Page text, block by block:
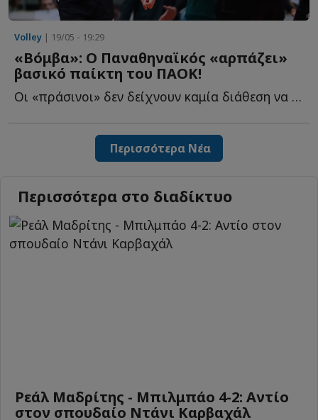
Volley | 19/05 - 19:29
«Βόμβα»: Ο Παναθηναϊκός «αρπάζει»
βασικό παίκτη του ΠΑΟΚ!
Οι «πράσινοι» δεν δείχνουν καμία διάθεση να επαναπαυτούν σ...
Περισσότερα Νέα
Περισσότερα στο διαδίκτυο
Ρεάλ Μαδρίτης - Μπιλμπάο 4-2: Αντίο
στον σπουδαίο Ντάνι Καρβαχάλ